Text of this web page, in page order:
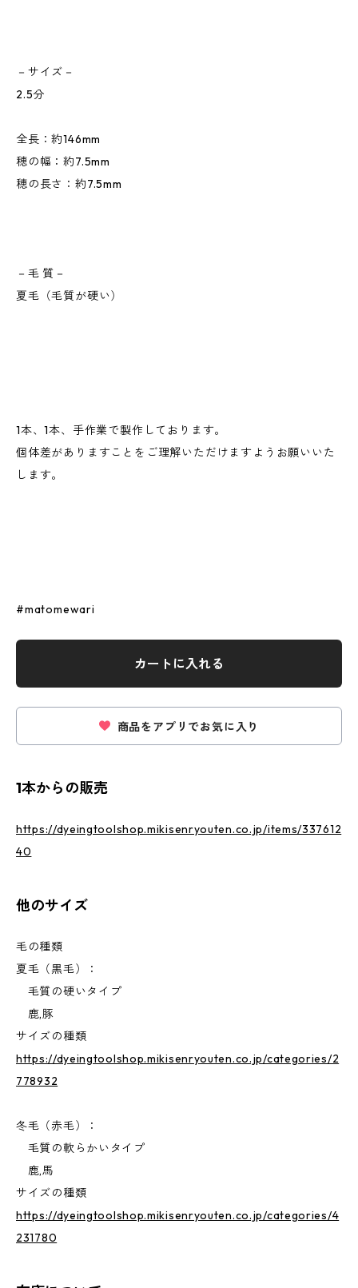
－サイズ－
2.5分
全長：約146mm
穂の幅：約7.5mm
穂の長さ：約7.5mm
－毛 質－
夏毛（毛質が硬い）
1本、1本、手作業で製作しております。
個体差がありますことをご理解いただけますようお願いいた
します。
#matomewari
カートに入れる
商品をアプリでお気に入り
1本からの販売
https://dyeingtoolshop.mikisenryouten.co.jp/items/337612
40
他のサイズ
毛の種類
夏毛（黒毛）：
毛質の硬いタイプ
鹿,豚
サイズの種類
https://dyeingtoolshop.mikisenryouten.co.jp/categories/2
778932
冬毛（赤毛）：
毛質の軟らかいタイプ
鹿,馬
サイズの種類
https://dyeingtoolshop.mikisenryouten.co.jp/categories/4
231780